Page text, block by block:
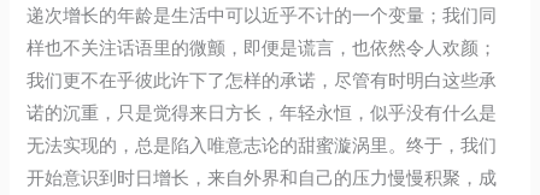
递次增长的年龄是生活中可以近乎不计的一个变量；我们同
样也不关注话语里的微颤，即便是谎言，也依然令人欢颜；
我们更不在乎彼此许下了怎样的承诺，尽管有时明白这些承
诺的沉重，只是觉得来日方长，年轻永恒，似乎没有什么是
无法实现的，总是陷入唯意志论的甜蜜漩涡里。终于，我们
开始意识到时日增长，来自外界和自己的压力慢慢积聚，成